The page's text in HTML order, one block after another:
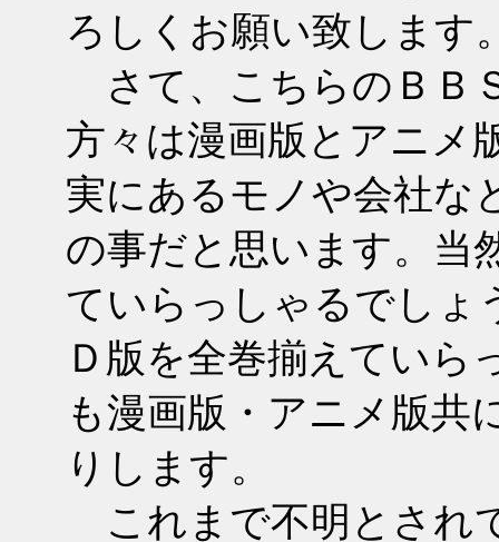
ろしくお願い致します
さて、こちらのＢＢ
方々は漫画版とアニメ
実にあるモノや会社な
の事だと思います。当
ていらっしゃるでしょ
Ｄ版を全巻揃えていら
も漫画版・アニメ版共
りします。
これまで不明とされ